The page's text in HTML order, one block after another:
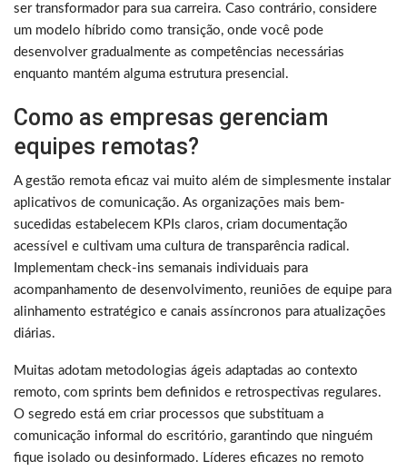
ser transformador para sua carreira. Caso contrário, considere
um modelo híbrido como transição, onde você pode
desenvolver gradualmente as competências necessárias
enquanto mantém alguma estrutura presencial.
Como as empresas gerenciam
equipes remotas?
A gestão remota eficaz vai muito além de simplesmente instalar
aplicativos de comunicação. As organizações mais bem-
sucedidas estabelecem KPIs claros, criam documentação
acessível e cultivam uma cultura de transparência radical.
Implementam check-ins semanais individuais para
acompanhamento de desenvolvimento, reuniões de equipe para
alinhamento estratégico e canais assíncronos para atualizações
diárias.
Muitas adotam metodologias ágeis adaptadas ao contexto
remoto, com sprints bem definidos e retrospectivas regulares.
O segredo está em criar processos que substituam a
comunicação informal do escritório, garantindo que ninguém
fique isolado ou desinformado. Líderes eficazes no remoto